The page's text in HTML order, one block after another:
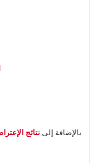
بالإضافة إلى نتائج